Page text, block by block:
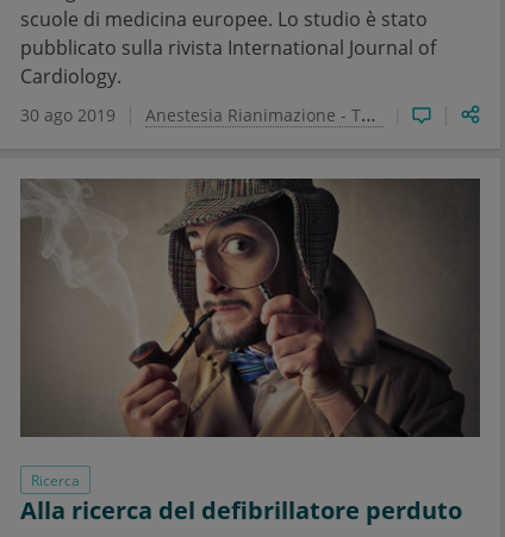
scuole di medicina europee. Lo studio è stato
pubblicato sulla rivista International Journal of
Cardiology.
30 ago 2019 Anestesia Rianimazione - Terapia Intensiva e del dolore
Ricerca
Alla ricerca del defibrillatore perduto